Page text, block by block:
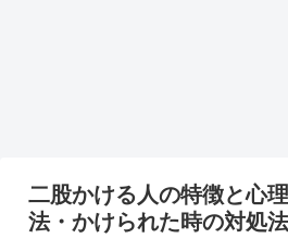
二股かける人の特徴と心
法・かけられた時の対処法